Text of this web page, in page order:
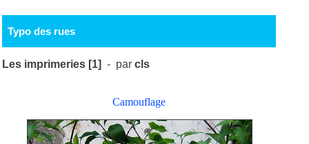
Typo des rues
Les imprimeries [1] - parcls
Camouflage